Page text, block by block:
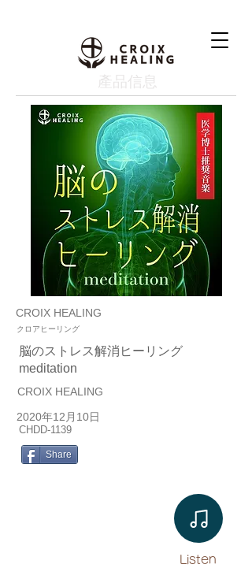
產品信息
CROIX HEALING
クロアヒーリング
脳のストレス解消ヒーリング
meditation
CROIX HEALING
2020年12月10日
CHDD-1139
Share
Listen​